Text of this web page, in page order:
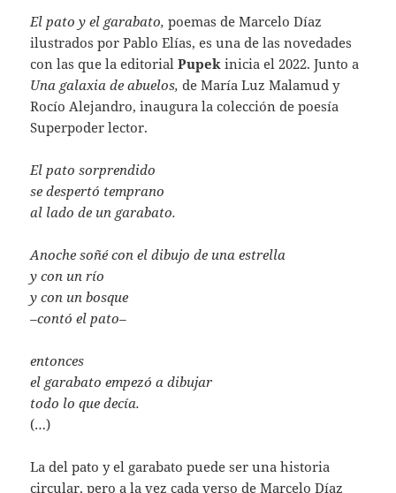
El pato y el garabato,poemas de Marcelo Díaz
ilustrados por Pablo Elías, es una de las novedades
con las que la editorialPupek inicia el 2022. Junto a
Una galaxia de abuelos, de María Luz Malamud y
Rocío Alejandro, inaugura la colección de poesía
Superpoder lector.
El pato sorprendido
se despertó temprano
al lado de un garabato.
Anoche soñé con el dibujo de una estrella
y con un río
y con un bosque
–contó el pato–
entonces
el garabato empezó a dibujar
todo lo que decía.
(…)
La del pato y el garabato puede ser una historia
circular, pero a la vez cada verso de Marcelo Díaz